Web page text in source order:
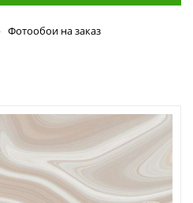
Фотообои на заказ